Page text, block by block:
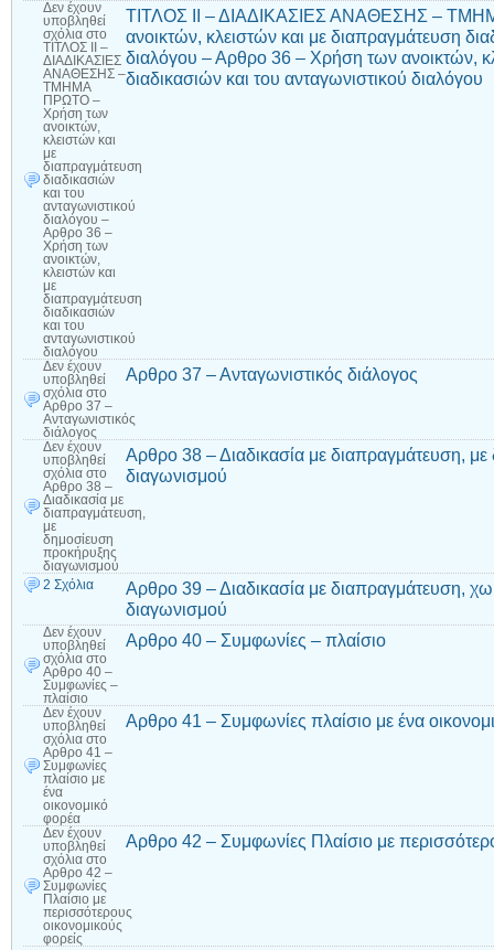
Δεν έχουν
υποβληθεί
σχόλια στο
ΤΙΤΛΟΣ ΙΙ –
ΔΙΑΔΙΚΑΣΙΕΣ
ΑΝΑΘΕΣΗΣ –
ΤΜΗΜΑ
ΠΡΩΤΟ –
Χρήση των
ανοικτών,
κλειστών και
με
διαπραγμάτευση
διαδικασιών
και του
ανταγωνιστικού
διαλόγου –
Αρθρο 36 –
Χρήση των
ανοικτών,
κλειστών και
με
διαπραγμάτευση
διαδικασιών
και του
ανταγωνιστικού
διαλόγου
ΤΙΤΛΟΣ ΙΙ – ΔΙΑΔΙΚΑΣΙΕΣ ΑΝΑΘΕΣΗΣ –
ανοικτών, κλειστών και με διαπραγμάτευση
διαλόγου – Αρθρο 36 – Χρήση των ανοικτών,
διαδικασιών και του ανταγωνιστικού διαλόγου
Δεν έχουν
υποβληθεί
σχόλια στο
Αρθρο 37 –
Ανταγωνιστικός
διάλογος
Αρθρο 37 – Ανταγωνιστικός διάλογος
Δεν έχουν
υποβληθεί
σχόλια στο
Αρθρο 38 –
Διαδικασία με
διαπραγμάτευση,
με
δημοσίευση
προκήρυξης
διαγωνισμού
Αρθρο 38 – Διαδικασία με διαπραγμάτευση,
διαγωνισμού
2 Σχόλια
Αρθρο 39 – Διαδικασία με διαπραγμάτευση,
διαγωνισμού
Δεν έχουν
υποβληθεί
σχόλια στο
Αρθρο 40 –
Συμφωνίες –
πλαίσιο
Αρθρο 40 – Συμφωνίες – πλαίσιο
Δεν έχουν
υποβληθεί
σχόλια στο
Αρθρο 41 –
Συμφωνίες
πλαίσιο με
ένα
οικονομικό
φορέα
Αρθρο 41 – Συμφωνίες πλαίσιο με ένα
Δεν έχουν
υποβληθεί
σχόλια στο
Αρθρο 42 –
Συμφωνίες
Πλαίσιο με
περισσότερους
οικονομικούς
φορείς
Αρθρο 42 – Συμφωνίες Πλαίσιο με